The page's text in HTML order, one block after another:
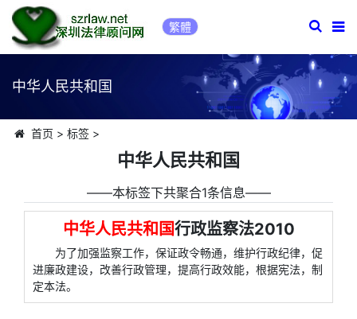
繁體
中华人民共和国
首页 > 标签>
中华人民共和国
――本标签下共聚合1条信息――
中华人民共和国行政监察法2010
为了加强监察工作，保证政令畅通，维护行政纪律，促
进廉政建设，改善行政管理，提高行政效能，根据宪法，制
定本法。